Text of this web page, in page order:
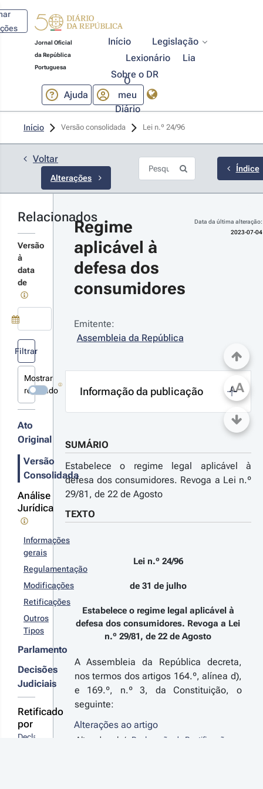
Jornal Oficial
da República
Portuguesa
Início
Legislação
Lexionário
Lia
Sobre o DR
Ajuda
O
meu
Diário
Início Versão consolidada Lei n.º 24/96
Voltar
Alterações
2023 -
vida útil
a
n.º 24/96,
de julho
detalhes
12-10
n.º 109-
- 1.ª
(UE)
2161,
à
dos
detalhes
10-
2021 -
Série
os
compra
771 e
770
07-14
Série
o
aplicável
Índice
Relacionados
Versão
à
data
de
Use a tecla de seta para baixo para abrir o calendário; Use as
Filtrar
Mostrar
revogado
Ato
Original
Versão
Consolidada
Análise
Jurídica
Informações
gerais
Regulamentação
Modificações
Retificações
Outros
Tipos
Parlamento
Decisões
Judiciais
Retificado
por
Declaração
Regime
aplicável à
defesa dos
consumidores
Data da última alteração:
2023-07-04
Emitente:
Assembleia da República
Informação da publicação
SUMÁRIO
Estabelece o regime legal aplicável à
defesa dos consumidores. Revoga a Lei n.º
29/81, de 22 de Agosto
TEXTO
Lei n.º 24/96
de 31 de julho
Estabelece o regime legal aplicável à
defesa dos consumidores. Revoga a Lei
n.º 29/81, de 22 de Agosto
A Assembleia da República decreta,
nos termos dos artigos 164.º, alínea d),
e 169.º, n.º 3, da Constituição, o
seguinte:
Alterações ao artigo
Alterado pelo/a Declaração de Rectificação
AA